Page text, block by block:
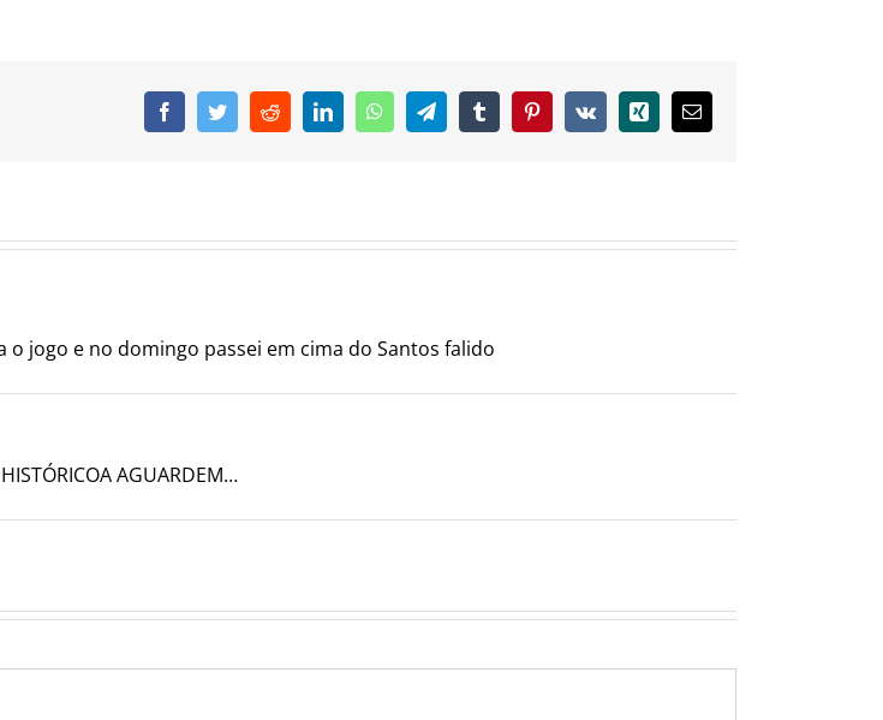
FacebookTwitterRedditLinkedInWhatsAppTelegramTumblr PinterestVk Xing
E-
mail
jogo e no domingo passei em cima do Santos falido
AGUARDEM…